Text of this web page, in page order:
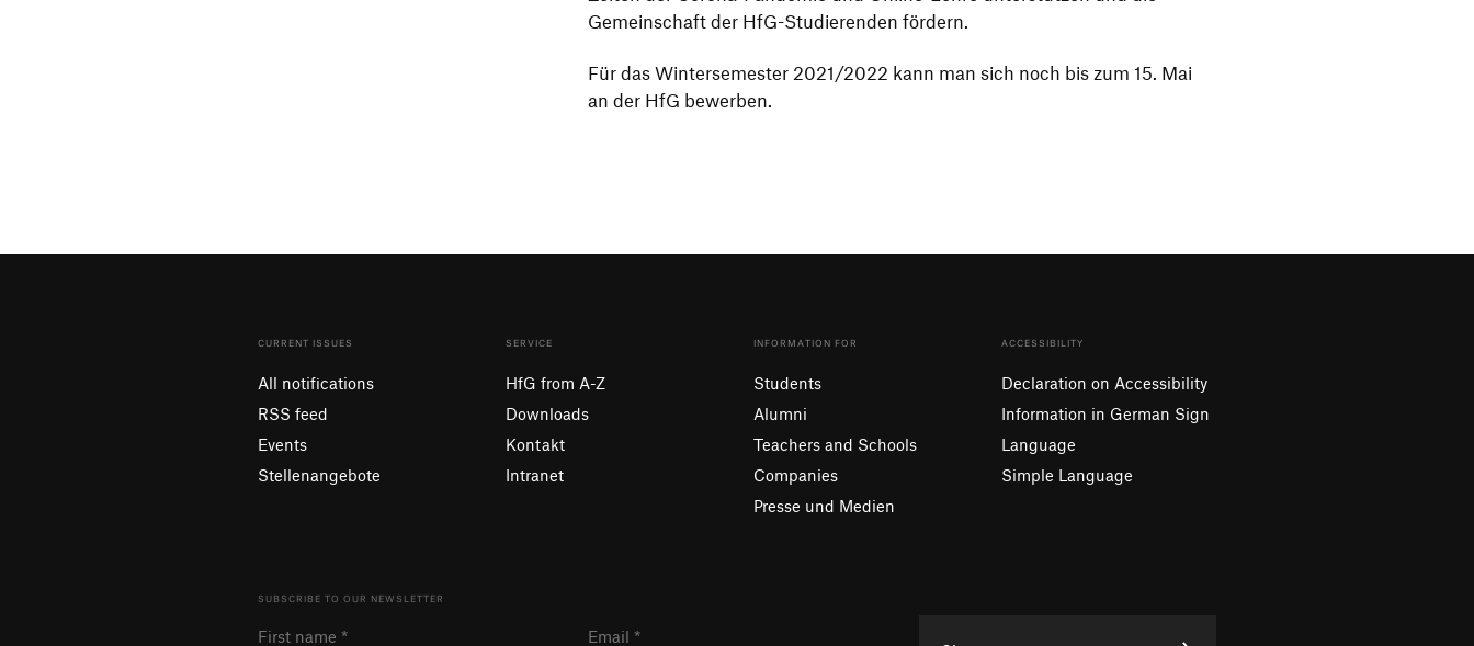
Gemein­schaft der HfG-Studie­renden fördern.
Für das Winter­se­mester 2021/2022 kann man sich noch bis zum 15. Mai
an der HfG bewerben.
CURRENT ISSUES
All notifications
RSS feed
Events
Stellenangebote
SERVICE
HfG from A-Z
Downloads
Kontakt
Intranet
INFORMATION FOR
Students
Alumni
Teachers and Schools
Companies
Presse und Medien
ACCESSIBILITY
Declaration on Accessibility
Information in German Sign
Language
Simple Language
SUBSCRIBE TO OUR NEWSLETTER